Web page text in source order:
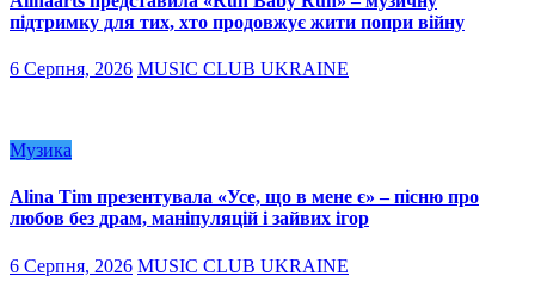
підтримку для тих, хто продовжує жити попри війну
6 Серпня, 2026 MUSIC CLUB UKRAINE
Музика
Alina Tim презентувала «Усе, що в мене є» – пісню про
любов без драм, маніпуляцій і зайвих ігор
6 Серпня, 2026 MUSIC CLUB UKRAINE